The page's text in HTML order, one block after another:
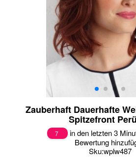
Zauberhaft Dauerhafte
Spitzefront
7
in den letzten 3
Bewertung
Sku:wplw487